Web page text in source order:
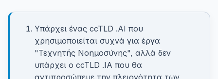
Υπάρχει ένας ccTLD .AI που
χρησιμοποιείται συχνά για έργα
"Τεχνητής Νοημοσύνης", αλλά δεν
υπάρχει ο ccTLD .IA που θα